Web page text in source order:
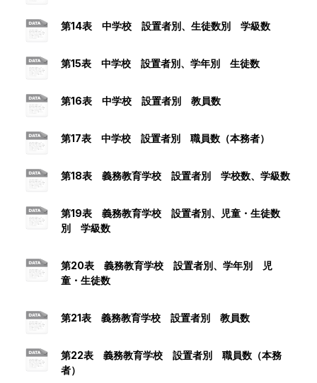
第14表 中学校 設置者別、生徒数別 学級数
第15表 中学校 設置者別、学年別 生徒数
第16表 中学校 設置者別 教員数
第17表 中学校 設置者別 職員数（本務者）
第18表 義務教育学校 設置者別 学校数、学級数
第19表 義務教育学校 設置者別、児童・生徒数
別 学級数
第20表 義務教育学校 設置者別、学年別 児
童・生徒数
第21表 義務教育学校 設置者別 教員数
第22表 義務教育学校 設置者別 職員数（本務
者）